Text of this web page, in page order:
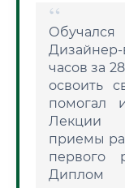
часов за
освоить
помогал
Лекции
приемы
первого
Диплом